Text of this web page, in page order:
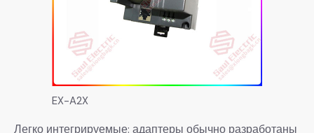
EX-A2X
Легко интегрируемые: адаптеры обычно разработаны